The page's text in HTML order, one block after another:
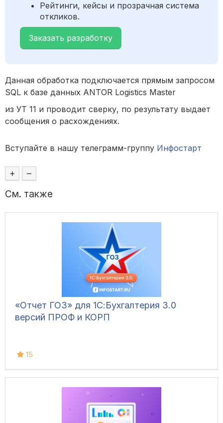
Рейтинги, кейсы и прозрачная система
откликов.
Заказать разработку
Данная обработка подключается прямым запросом
SQL к базе данных ANTOR Logistics Master
из УТ 11 и проводит сверку, по результату выдает
сообщения о расхождениях.
Вступайте в нашу телеграмм-группу Инфостарт
+ –
См. также
«Отчет ГОЗ» для 1С:Бухгалтерия 3.0
версий ПРОФ и КОРП
15